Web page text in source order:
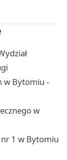
w Bytomiu -
w
1 w Bytomiu